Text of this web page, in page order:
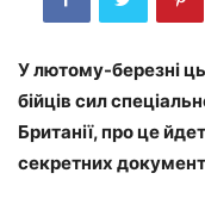
У лютому-березні
бійців сил
Британії, про це
секретних